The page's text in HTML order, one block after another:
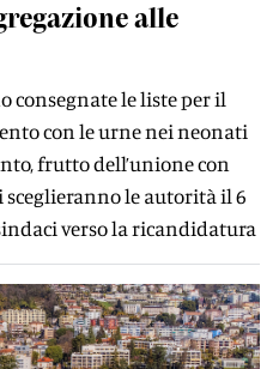
alle
consegnate le liste per il
con le urne nei neonati
frutto dell’unione con
le autorità il 6
verso la ricandidatura